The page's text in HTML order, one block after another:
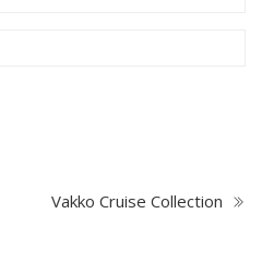
Vakko Cruise Collection